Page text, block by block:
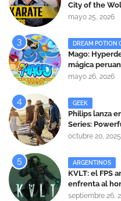
City of the
mayo 25, 2026
DREAM POTION
Mago:
mágica
mayo 26, 2026
GEEK
Philips lanza
Series:
octubre 20, 2025
ARGENTINOS
KVLT: el FPS
enfrenta al
septiembre 26,